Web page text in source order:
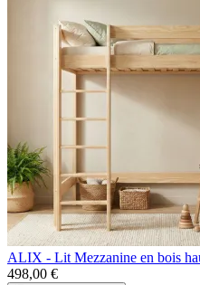
ALIX - Lit Mezzanine en bois
498,00 €